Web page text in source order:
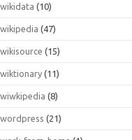
wikidata (10)
wikipedia (47)
wikisource (15)
wiktionary (11)
wiwkipedia (8)
wordpress (21)